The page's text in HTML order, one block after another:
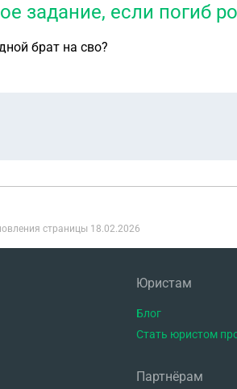
задание, если погиб
брат на сво?
страницы 18.02.2026
Юристам
Блог
Стать юристом
Партнёрам